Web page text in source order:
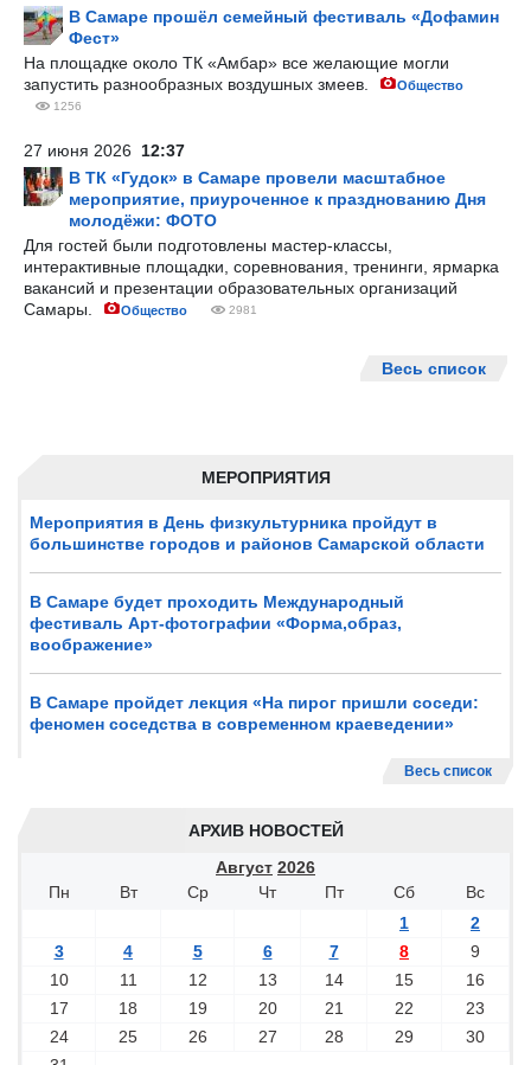
МЕРОПРИЯТИЯ
Мероприятия в День физкультурника пройдут в
большинстве городов и районов Самарской области
В Самаре будет проходить Международный
фестиваль Арт-фотографии «Форма,образ,
воображение»
В Самаре пройдет лекция «На пирог пришли соседи:
феномен соседства в современном краеведении»
Весь список
АРХИВ НОВОСТЕЙ
Август 2026
Пн
Вт Ср Чт Пт Сб
Вс
1
2
3
4 5 6 7 8
9
10
11 12 13 14 15
16
17
18 19 20 21 22
23
24
25 26 27 28 29
30
В Самаре прошёл семейный фестиваль «Дофамин
Фест»
На площадке около ТК «Амбар» все желающие могли
запустить разнообразных воздушных змеев.
Общество
1256
27 июня 2026 12:37
В ТК «Гудок» в Самаре провели масштабное
мероприятие, приуроченное к празднованию Дня
молодёжи: ФОТО
Для гостей были подготовлены мастер-классы,
интерактивные площадки, соревнования, тренинги, ярмарка
вакансий и презентации образовательных организаций
Самары.
Общество 2981
Весь список